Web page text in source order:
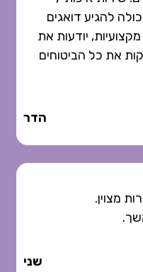
להגיע דואגים
יודעות את
את כל הביטוחים
הדר
מצוין.
שני